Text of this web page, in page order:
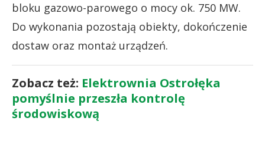
bloku gazowo-parowego o mocy ok. 750 MW.
Do wykonania pozostają obiekty, dokończenie
dostaw oraz montaż urządzeń.
Zobacz też: Elektrownia Ostrołęka
pomyślnie przeszła kontrolę
środowiskową